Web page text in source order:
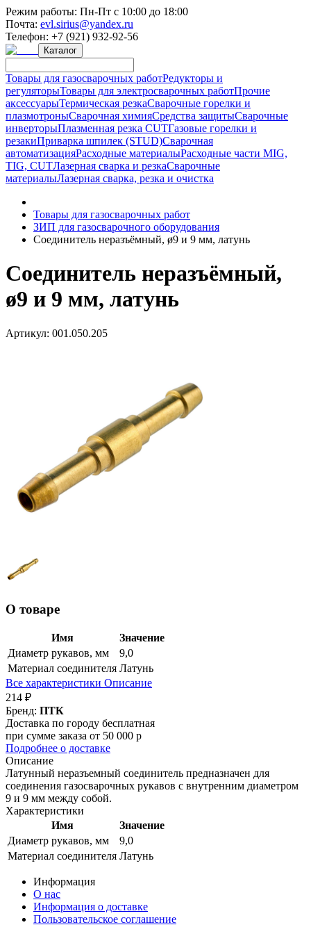
Режим работы: Пн-Пт с 10:00 до 18:00
Почта: evl.sirius@yandex.ru
Телефон: +7 (921) 932-92-56
Каталог
Товары для газосварочных работРедукторы и
регуляторыТовары для электросварочных работПрочие
аксессуарыТермическая резкаСварочные горелки и
плазмотроныСварочная химияСредства защитыСварочные
инверторыПлазменная резка CUTГазовые горелки и
резакиПриварка шпилек (STUD)Сварочная
автоматизацияРасходные материалыРасходные части MIG,
TIG, CUTЛазерная сварка и резкаСварочные
материалыЛазерная сварка, резка и очистка
Товары для газосварочных работ
ЗИП для газосварочного оборудования
Соединитель неразъёмный, ø9 и 9 мм, латунь
Соединитель неразъёмный,
ø9 и 9 мм, латунь
Артикул: 001.050.205
О товаре
Имя
Значение
Диаметр рукавов, мм
9,0
Материал соединителя Латунь
Все характеристики Описание
214 ₽
Бренд: ПТК
Доставка по городу бесплатная
при сумме заказа от 50 000 р
Подробнее о доставке
Описание
Латунный неразъемный соединитель предназначен для
соединения газосварочных рукавов с внутренним диаметром
9 и 9 мм между собой.
Характеристики
Имя
Значение
Диаметр рукавов, мм
9,0
Материал соединителя Латунь
Информация
О нас
Информация о доставке
Пользовательское соглашение